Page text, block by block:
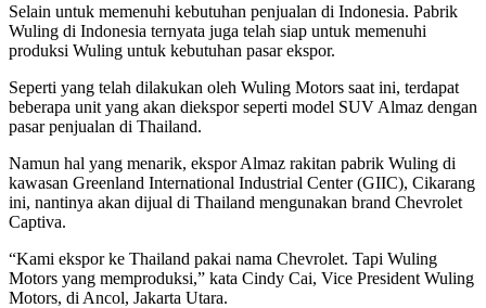
Selain untuk memenuhi kebutuhan penjualan di Indonesia. Pabrik
Wuling di Indonesia ternyata juga telah siap untuk memenuhi
produksi Wuling untuk kebutuhan pasar ekspor.
Seperti yang telah dilakukan oleh Wuling Motors saat ini, terdapat
beberapa unit yang akan diekspor seperti model SUV Almaz dengan
pasar penjualan di Thailand.
Namun hal yang menarik, ekspor Almaz rakitan pabrik Wuling di
kawasan Greenland International Industrial Center (GIIC), Cikarang
ini, nantinya akan dijual di Thailand mengunakan brand Chevrolet
Captiva.
“Kami ekspor ke Thailand pakai nama Chevrolet. Tapi Wuling
Motors yang memproduksi,” kata Cindy Cai, Vice President Wuling
Motors, di Ancol, Jakarta Utara.